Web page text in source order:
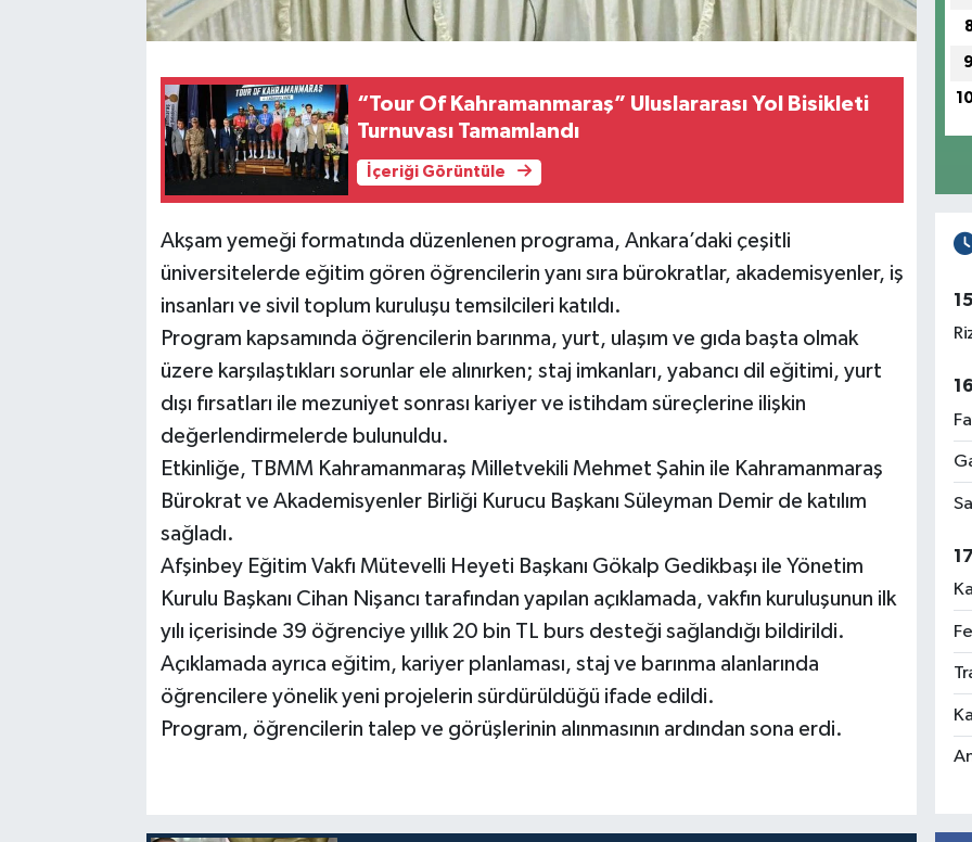
“Tour Of Kahramanmaraş” Uluslararası Yol Bisikleti
Turnuvası Tamamlandı
İçeriği Görüntüle
Akşam yemeği formatında düzenlenen programa, Ankara’daki çeşitli
üniversitelerde eğitim gören öğrencilerin yanı sıra bürokratlar, akademisyenler, iş
insanları ve sivil toplum kuruluşu temsilcileri katıldı.
Program kapsamında öğrencilerin barınma, yurt, ulaşım ve gıda başta olmak
üzere karşılaştıkları sorunlar ele alınırken; staj imkanları, yabancı dil eğitimi, yurt
dışı fırsatları ile mezuniyet sonrası kariyer ve istihdam süreçlerine ilişkin
değerlendirmelerde bulunuldu.
Etkinliğe, TBMM Kahramanmaraş Milletvekili Mehmet Şahin ile Kahramanmaraş
Bürokrat ve Akademisyenler Birliği Kurucu Başkanı Süleyman Demir de katılım
sağladı.
Afşinbey Eğitim Vakfı Mütevelli Heyeti Başkanı Gökalp Gedikbaşı ile Yönetim
Kurulu Başkanı Cihan Nişancı tarafından yapılan açıklamada, vakfın kuruluşunun ilk
yılı içerisinde 39 öğrenciye yıllık 20 bin TL burs desteği sağlandığı bildirildi.
Açıklamada ayrıca eğitim, kariyer planlaması, staj ve barınma alanlarında
öğrencilere yönelik yeni projelerin sürdürüldüğü ifade edildi.
Program, öğrencilerin talep ve görüşlerinin alınmasının ardından sona erdi.
9